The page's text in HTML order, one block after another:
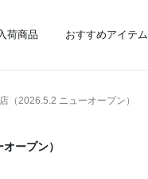
荷商品 おすすめアイテム
（2026.5.2 ニューオープン）
ープン）